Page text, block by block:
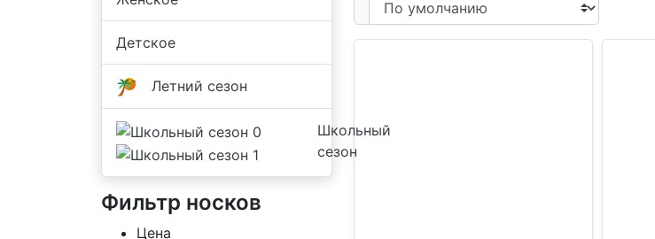
Детское
Летний сезон
Школьный
сезон
Фильтр носков
Цена